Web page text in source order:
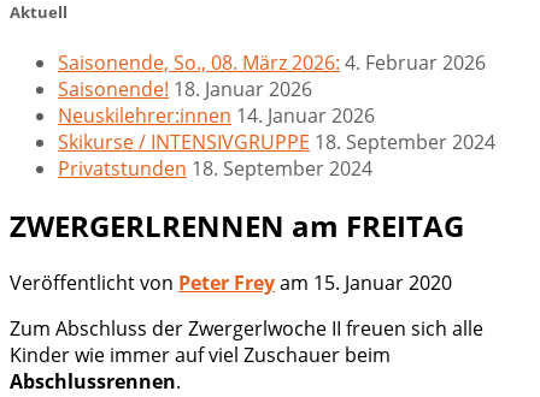
Aktuell
Saisonende, So., 08. März 2026: 4. Februar 2026
Saisonende! 18. Januar 2026
Neuskilehrer:innen 14. Januar 2026
Skikurse / INTENSIVGRUPPE 18. September 2024
Privatstunden 18. September 2024
ZWERGERLRENNEN am FREITAG
Veröffentlicht von Peter Freyam 15. Januar 2020
Zum Abschluss der Zwergerlwoche II freuen sich alle
Kinder wie immer auf viel Zuschauer beim
Abschlussrennen.